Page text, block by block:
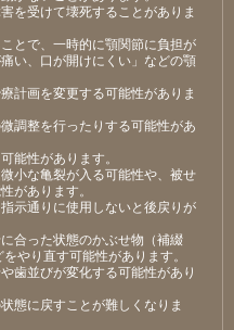
を受けて壊死することがありま
とで、一時的に顎関節に負担が
い、口が開けにくい」などの顎
計画を変更する可能性がありま
調整を行ったりする可能性があ
能性があります。
小な亀裂が入る可能性や、被せ
があります。
示通りに使用しないと後戻りが
合った状態のかぶせ物（補綴
やり直す可能性があります。
歯並びが変化する可能性があり
態に戻すことが難しくなりま